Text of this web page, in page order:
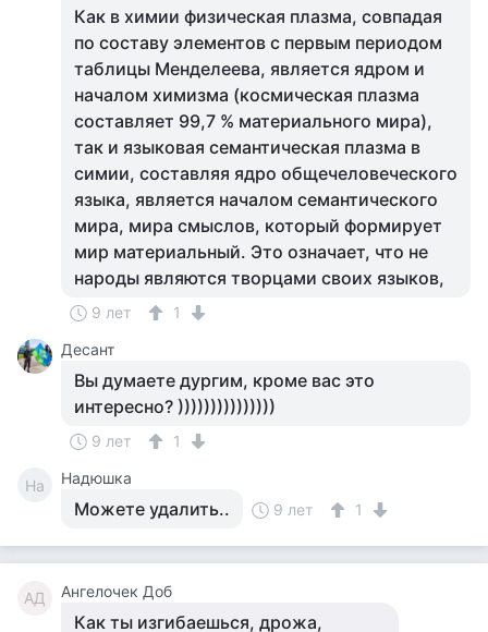
Как в химии физическая плазма, совпадая
по составу элементов с первым периодом
таблицы Менделеева, является ядром и
началом химизма (космическая плазма
составляет 99,7 % материального мира),
так и языковая семантическая плазма в
симии, составляя ядро общечеловеческого
языка, является началом семантического
мира, мира смыслов, который формирует
мир материальный. Это означает, что не
народы являются творцами своих языков,
9 лет
1
Десант
Вы думаете дургим, кроме вас это
интересно? )))))))))))))))
9 лет 1
На Надюшка
Можете удалить.. 9 лет 1
АД Ангелочек Доб
Как ты изгибаешься, дрожа,